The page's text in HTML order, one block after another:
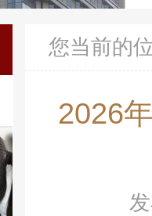
您当前的
2026